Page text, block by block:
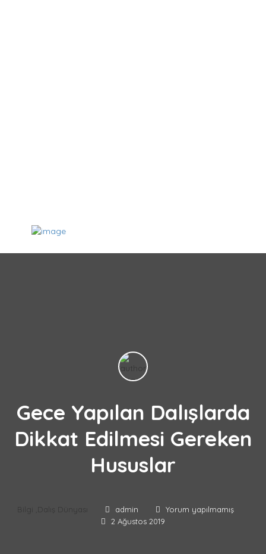
Gece Yapılan Dalışlarda
Dikkat Edilmesi Gereken
Hususlar
Bilgi Dalış Dünyası admin
Yorum yapılmamış
2 Ağustos 2019